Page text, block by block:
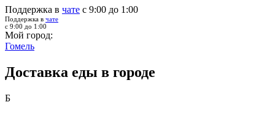
Поддержка в чате с 9:00 до 1:00
Поддержка в чате
с 9:00 до 1:00
Мой город:
Гомель
Доставка еды в городе
Б